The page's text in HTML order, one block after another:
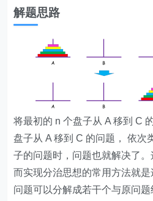
解题思路
将最初的 n 个盘子从 A 移到 C
盘子从 A 移到 C 的问题， 依次
子的问题时，问题也就解决了。
而实现分治思想的常用方法就
问题可以分解成若干个与原问